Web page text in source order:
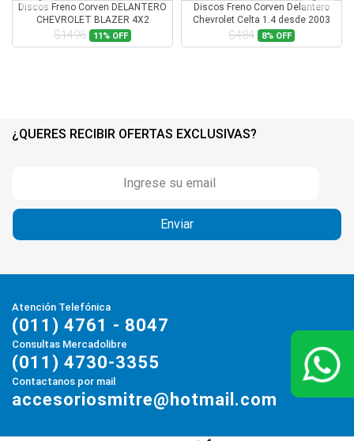
Discos Freno Corven DELANTERO
CHEVROLET BLAZER 4X2
$1496 11% OFF
Discos Freno Corven Delantero
Chevrolet Celta 1.4 desde 2003
$484 8% OFF
¿QUERES RECIBIR OFERTAS EXCLUSIVAS?
Atención Telefónica
(011) 4761 - 8047
Consultas Mercadolibre
(011) 4730-3355
Contactanos por mail
accesoriosmitre@hotmail.com